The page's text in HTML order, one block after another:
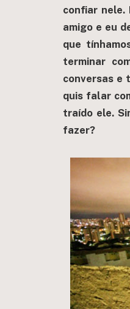
confiar nele.
amigo e eu
que
terminar
conversas e
quis falar
traído ele.
fazer?